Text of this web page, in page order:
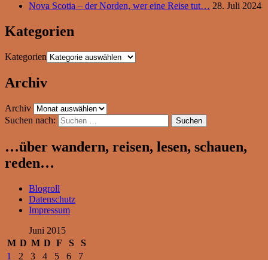
Nova Scotia – der Norden, wer eine Reise tut… 28. Juli 2024
Kategorien
Kategorien
Archiv
Archiv
Suchen nach:
…über wandern, reisen, lesen, schauen,
reden…
Blogroll
Datenschutz
Impressum
Juni 2015
M D M D F S
S
1
2 3 4 5 6 7